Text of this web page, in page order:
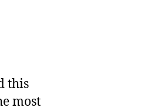
this
most